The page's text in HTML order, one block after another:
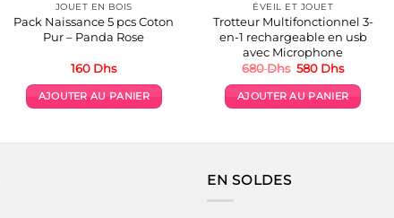
JOUET EN BOIS
Pack Naissance 5 pcs Coton
Pur – Panda Rose
160 Dhs
AJOUTER AU PANIER
ÉVEIL ET JOUET
Trotteur Multifonctionnel 3-
en-1 rechargeable en usb
avec Microphone
680Dhs Le
initial
était :
580 DhsLe
actuel
est :
AJOUTER AU PANIER
EN SOLDES